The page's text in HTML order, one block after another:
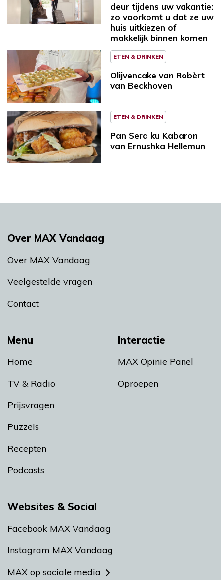
deur tijdens uw vakantie:
zo voorkomt u dat ze uw
huis uitkiezen of
makkelijk binnen komen
ETEN & DRINKEN
Olijvencake van Robèrt
van Beckhoven
ETEN & DRINKEN
Pan Sera ku Kabaron
van Ernushka Hellemun
Menu
Home
TV & Radio
Prijsvragen
Puzzels
Recepten
Podcasts
Interactie
MAX Opinie Panel
Oproepen
Over MAX Vandaag
Over MAX Vandaag
Veelgestelde vragen
Contact
Websites & Social
Facebook MAX Vandaag
Instagram MAX Vandaag
MAX op sociale media